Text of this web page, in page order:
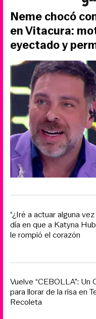
Neme chocó
en Vitacura:
eyectado y
“¿Iré a actuar alguna vez
día en que a Katyna
le rompió el corazón
Vuelve “CEBOLLA”: Un
para llorar de la risa en
Recoleta